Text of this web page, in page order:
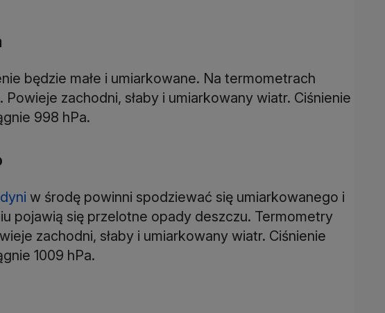
będzie małe i umiarkowane. Na termometrach
zachodni, słaby i umiarkowany wiatr. Ciśnienie
998 hPa.
w środę powinni spodziewać się umiarkowanego i
pojawią się przelotne opady deszczu. Termometry
zachodni, słaby i umiarkowany wiatr. Ciśnienie
1009 hPa.